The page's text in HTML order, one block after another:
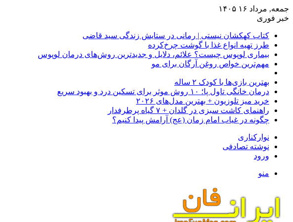
جمعه, مرداد ۱۶ ۱۴۰۵
خبر فوری
کتاب کهکشان نیستی | رمانی در ستایش زندگی سید قاضی
طرز تهیه انواع غذا با گوشت چرخ‌کرده
بیماری لوپوس چیست؟ علائم، دلایل و جدیدترین روش‌های درمان لوپوس
مهم‌ترین خواص روغن آرگان برای مو
بهترین بازی‌ها با کودک ۲ ساله
درمان خانگی تاول پا؛ ۱۰ روش موثر برای تسکین درد و بهبود سریع
خرید میز تلوزیون + بهترین مدل‌های ۲۰۲۶
راهنمای کاشت سبزی در گلدان + ۷ گیاه پرطرفدار
چگونه در غیاب امام زمان (عج) آرامش پیدا کنیم؟
نوارکناری
نوشته تصادفی
ورود
منو